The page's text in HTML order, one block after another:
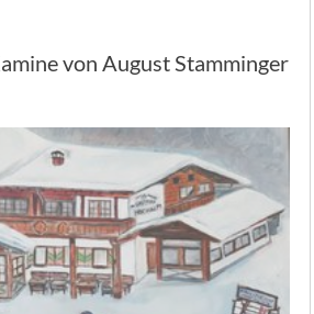
von August Stamminger